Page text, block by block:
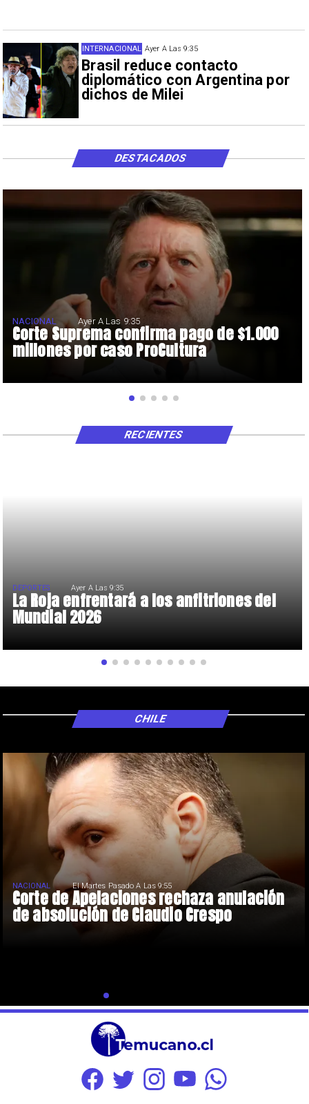
Ayer A Las 9:35
Brasil reduce contacto
diplomático con Argentina por
dichos de Milei
INTERNACIONAL
Corte Suprema confirma pago de $1.000
millones por caso ProCultura
NACIONAL Ayer A Las 9:35
DESTACADOS
La Roja enfrentará a los anfitriones del
Mundial 2026
DEPORTES Ayer A Las 9:35
RECIENTES
Corte de Apelaciones rechaza anulación
de absolución de Claudio Crespo
NACIONAL El Martes Pasado A Las 9:55
CHILE